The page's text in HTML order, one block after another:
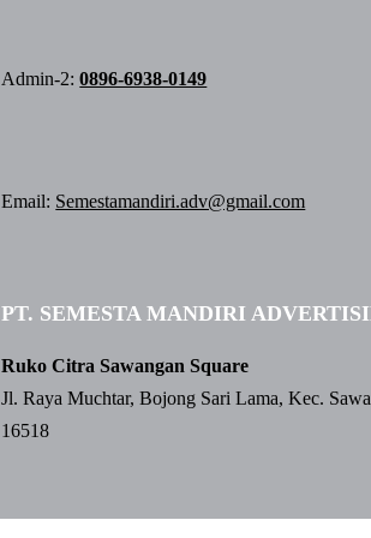
Admin-2:0896-6938-0149
Email: Semestamandiri.adv@gmail.com
PT. SEMESTA MANDIRI
Ruko Citra Sawangan Square
Jl. Raya Muchtar, Bojong Sari Lama, Kec.
16518